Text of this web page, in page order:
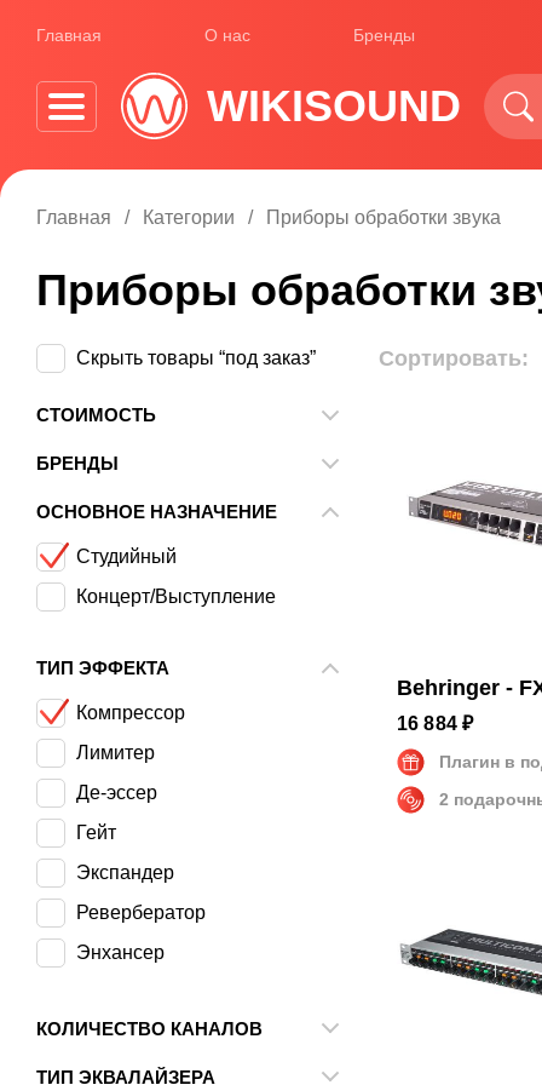
Главная О нас Бренды
WIKISOUND
Главная Категории Приборы обработки звука
Приборы обработки
Скрыть товары “под заказ”
СТОИМОСТЬ
БРЕНДЫ
ОСНОВНОЕ НАЗНАЧЕНИЕ
Студийный
Концерт/Выступление
ТИП ЭФФЕКТА
Эквалайзер
Компрессор
Лимитер
Де-эссер
Гейт
Экспандер
Ревербератор
Энхансер
Подавитель обратной связи
Гармонайзер
КОЛИЧЕСТВО КАНАЛОВ
ТИП ЭКВАЛАЙЗЕРА
Сортировать:
Behringer -
16 884 ₽
Плагин в
2